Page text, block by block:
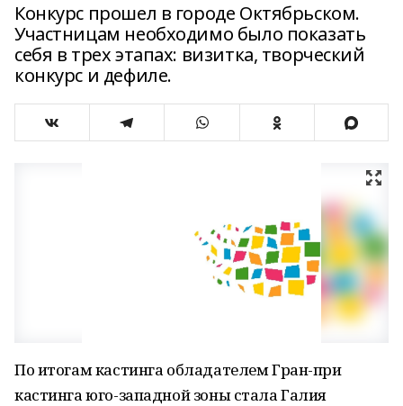
Конкурс прошел в городе Октябрьском.
Участницам необходимо было показать
себя в трех этапах: визитка, творческий
конкурс и дефиле.
По итогам кастинга обладателем Гран-при
кастинга юго-западной зоны стала Галия